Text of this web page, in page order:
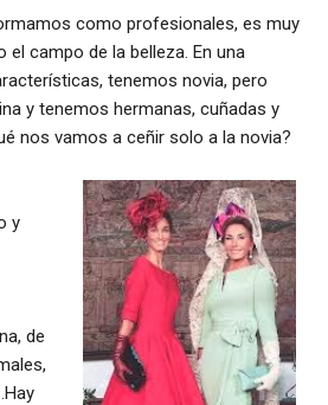
como profesionales, es muy
campo de la belleza. En una
tenemos novia, pero
y tenemos hermanas, cuñadas y
nos vamos a ceñir solo a la novia?
y
de